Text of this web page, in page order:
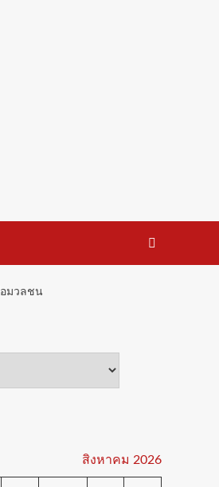
มวลชน
สิงหาคม 2026